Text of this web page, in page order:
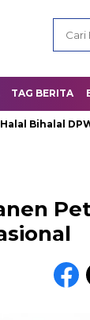
TAG BERITA
DPW